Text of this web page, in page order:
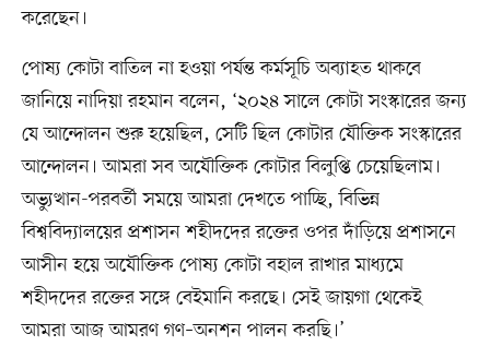
করেছেন।
পোষ্য কোটা বাতিল না হওয়া পর্যন্ত কর্মসূচি অব্যাহত থাকবে
জানিয়ে নাদিয়া রহমান বলেন, ‘২০২৪ সালে কোটা সংস্কারের জন্য
যে আন্দোলন শুরু হয়েছিল, সেটি ছিল কোটার যৌক্তিক সংস্কারের
আন্দোলন। আমরা সব অযৌক্তিক কোটার বিলুপ্তি চেয়েছিলাম।
অভ্যুত্থান-পরবর্তী সময়ে আমরা দেখতে পাচ্ছি, বিভিন্ন
বিশ্ববিদ্যালয়ের প্রশাসন শহীদদের রক্তের ওপর দাঁড়িয়ে প্রশাসনে
আসীন হয়ে অযৌক্তিক পোষ্য কোটা বহাল রাখার মাধ্যমে
শহীদদের রক্তের সঙ্গে বেইমানি করছে। সেই জায়গা থেকেই
আমরা আজ আমরণ গণ–অনশন পালন করছি।’